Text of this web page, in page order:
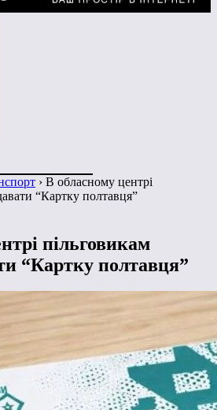
› В обласному центрі
“Картку полтавця”
пільговикам
“Картку полтавця”